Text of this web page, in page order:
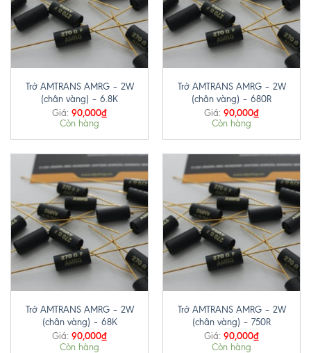
Trở AMTRANS AMRG – 2W
(chân vàng) – 6.8K
Giá: 90,000₫
Còn hàng
Trở AMTRANS AMRG – 2W
(chân vàng) – 680R
Giá: 90,000₫
Còn hàng
Trở AMTRANS AMRG – 2W
(chân vàng) – 68K
Giá: 90,000₫
Còn hàng
Trở AMTRANS AMRG – 2W
(chân vàng) – 750R
Giá: 90,000₫
Còn hàng